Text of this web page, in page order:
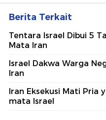
Berita Terkait
Tentara Israel Dibui 5
Mata Iran
Israel Dakwa Warga
Iran
Iran Eksekusi Mati Pria
mata Israel